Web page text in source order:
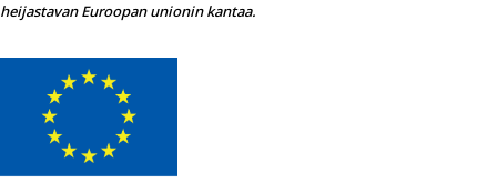
heijastavan Euroopan unionin kantaa.